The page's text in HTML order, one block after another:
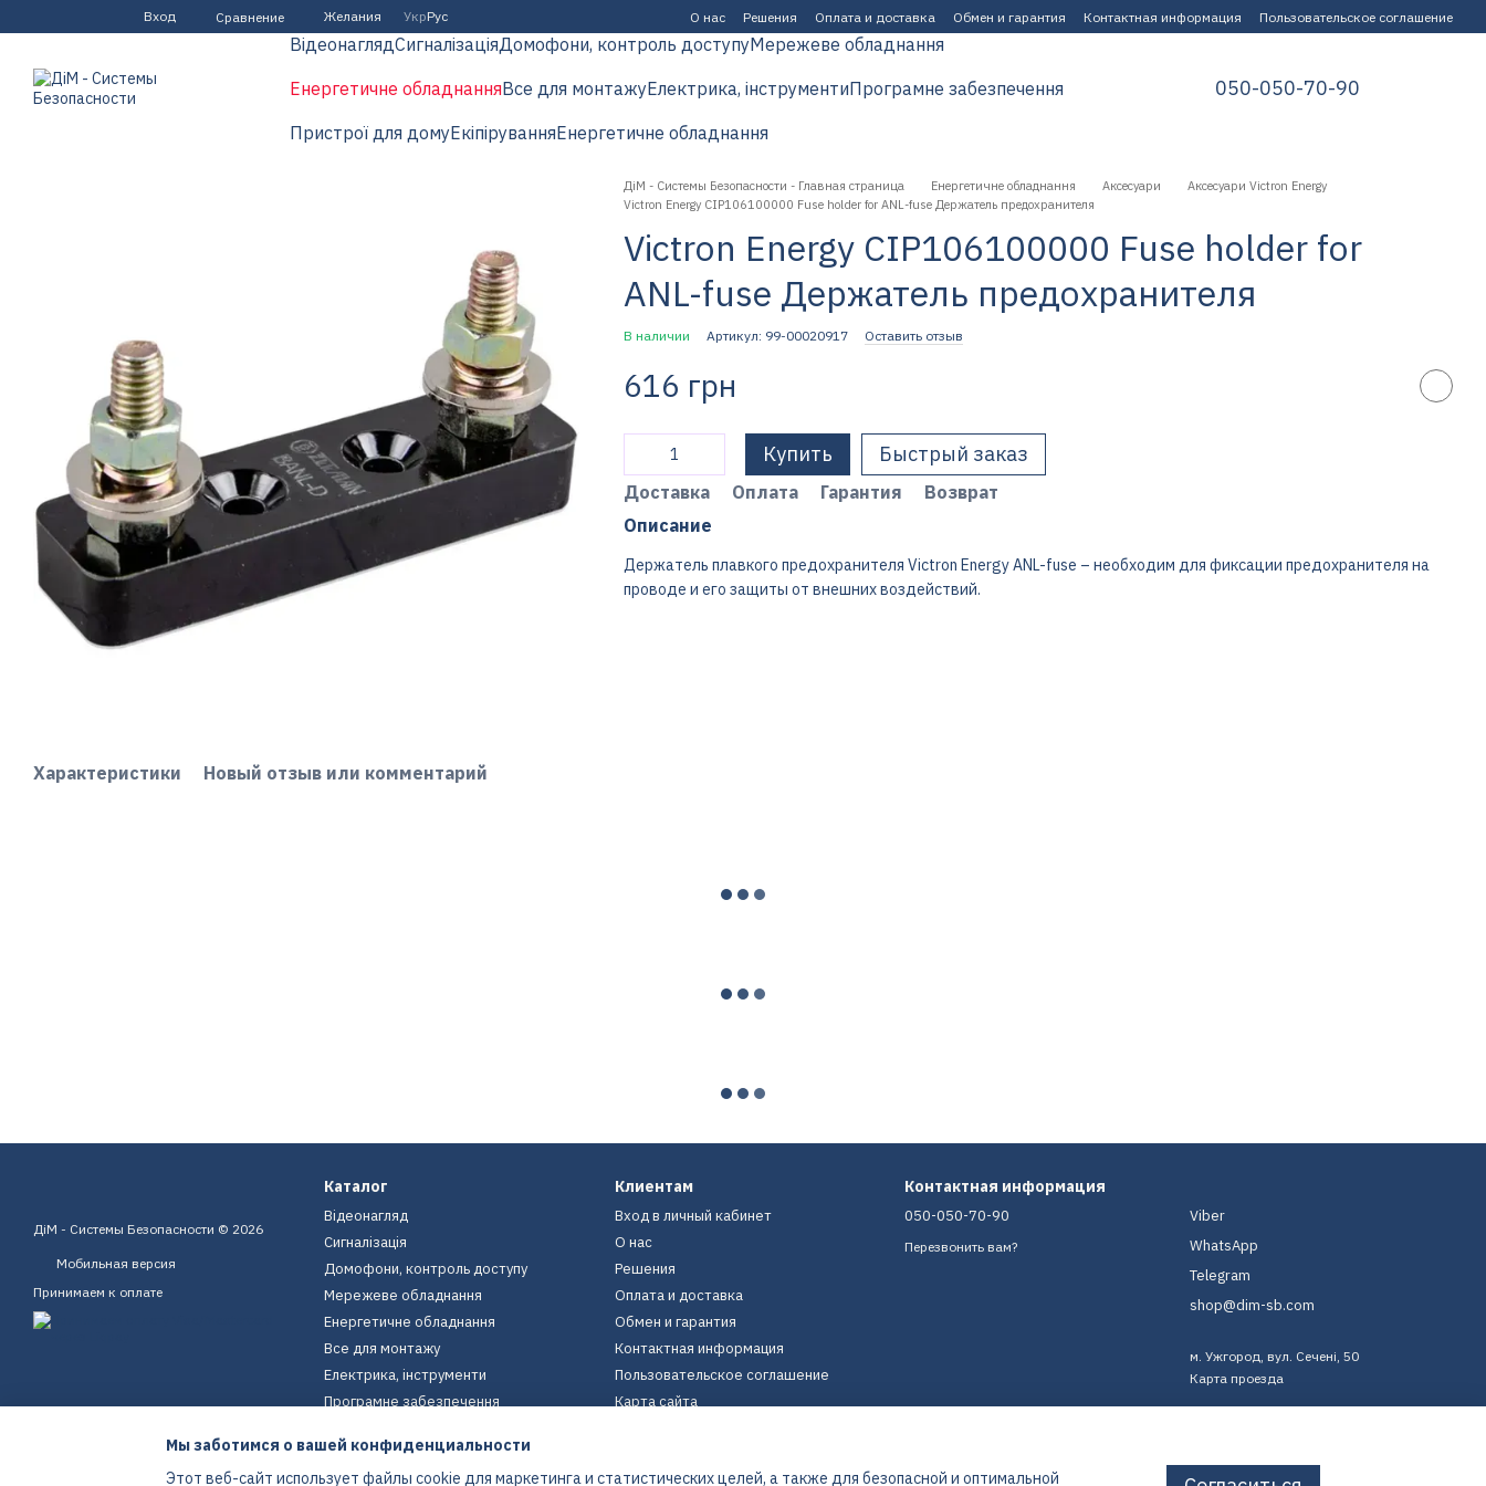
Перейти к основному контенту
Вход Сравнение Желания УкрРус О нас Решения Оплата и доставка Обмен и гарантия Контактная информация Пользовательское соглашение
ВідеонаглядСигналізаціяДомофони, контроль доступуМережеве обладнання
Енергетичне обладнанняВсе для монтажуЕлектрика, інструментиПрограмне забезпечення
Пристрої для домуЕкіпіруванняЕнергетичне обладнання
050-050-70-90
Характеристики Новый отзыв или комментарий
ДіМ - Системы Безопасности - Главная страница Енергетичне обладнання Аксесуари
Аксесуари Victron Energy
Victron Energy CIP106100000 Fuse holder for ANL-fuse Держатель предохранителя
Victron Energy CIP106100000 Fuse holder for
ANL-fuse Держатель предохранителя
В наличии Артикул: 99-00020917 Оставить отзыв
616 грн
Купить Быстрый заказ
Доставка Оплата Гарантия
Возврат
Описание
Держатель плавкого предохранителя Victron Energy ANL-fuse – необходим для фиксации предохранителя на
проводе и его защиты от внешних воздействий.
ДіМ - Системы Безопасности © 2026
Мобильная версия
Принимаем к оплате
Каталог
Відеонагляд
Сигналізація
Домофони, контроль доступу
Мережеве обладнання
Енергетичне обладнання
Все для монтажу
Електрика, інструменти
Програмне забезпечення
Екіпірування
Енергетичне обладнання
Клиентам
Вход в личный кабинет
О нас
Решения
Оплата и доставка
Обмен и гарантия
Контактная информация
Пользовательское соглашение
Карта сайта
Контактная информация
050-050-70-90
Перезвонить вам?
Viber
WhatsApp
Telegram
shop@dim-sb.com
м. Ужгород, вул. Сечені, 50
Карта проезда
Мы заботимся о вашей конфиденциальности
Этот веб-сайт использует файлы cookie для маркетинга и статистических целей, а также для безопасной и оптимальной